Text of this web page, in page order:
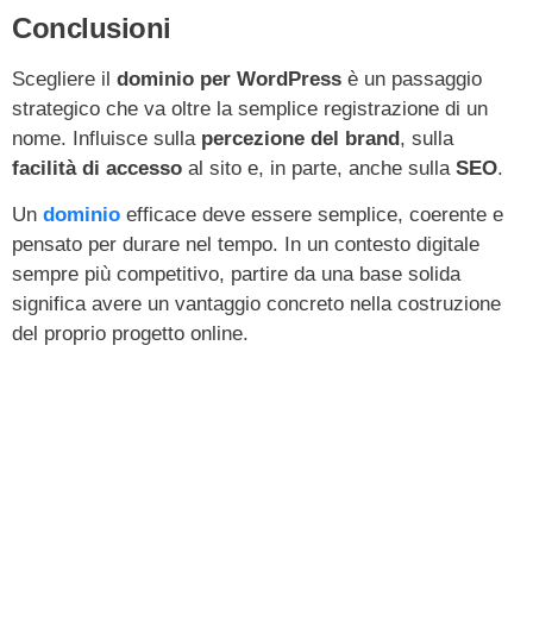
Conclusioni
Scegliere il dominio per WordPress è un passaggio
strategico che va oltre la semplice registrazione di un
nome. Influisce sulla percezione del brand, sulla
facilità di accesso al sito e, in parte, anche sulla SEO.
Un dominio efficace deve essere semplice, coerente e
pensato per durare nel tempo. In un contesto digitale
sempre più competitivo, partire da una base solida
significa avere un vantaggio concreto nella costruzione
del proprio progetto online.